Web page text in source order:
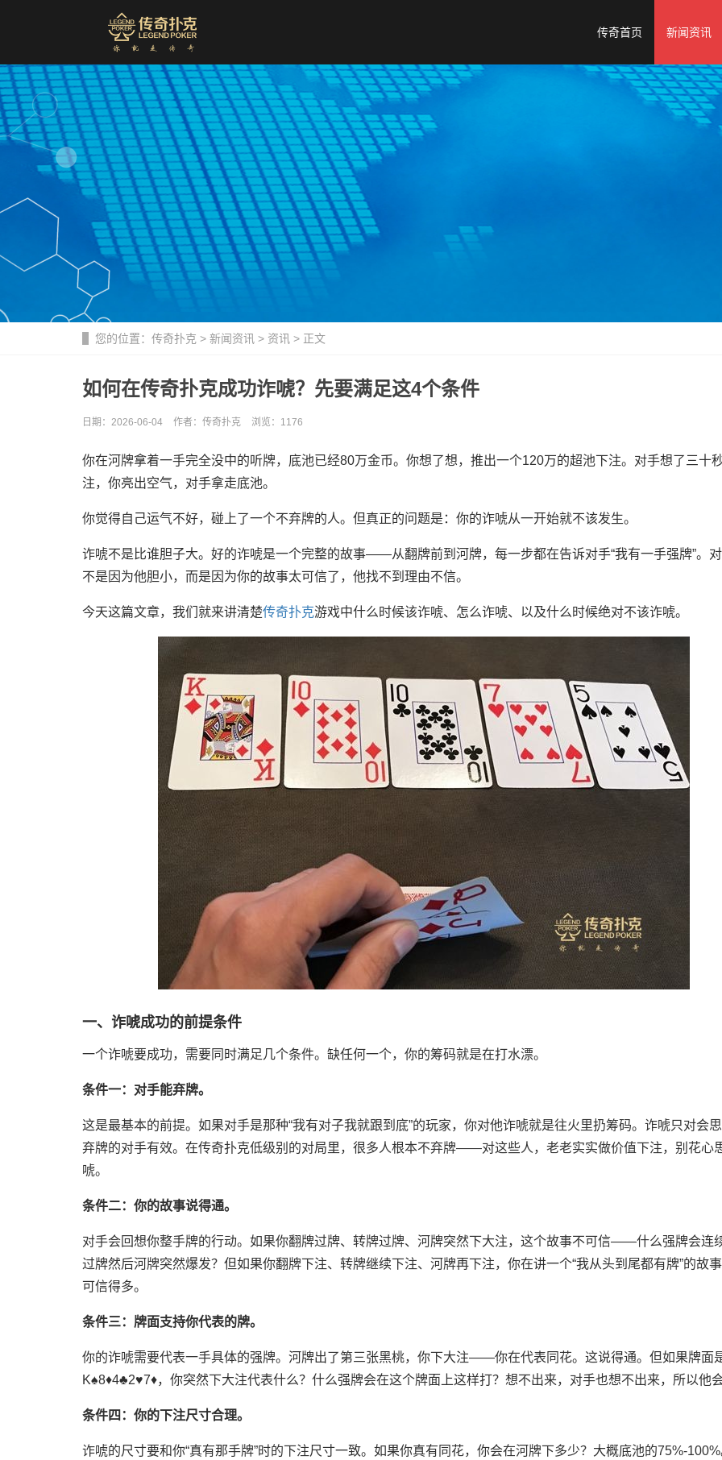
传奇首页 新闻资讯
您的位置： 传奇扑克 > 新闻资讯 > 资讯 > 正文
如何在传奇扑克成功诈唬？先要满足这4个条件
日期：2026-06-04 作者：传奇扑克 浏览： 1176
你在河牌拿着一手完全没中的听牌，底池已经80万金币。你想了想，推出一个120万的超池下注。对手想了三十
注，你亮出空气，对手拿走底池。
你觉得自己运气不好，碰上了一个不弃牌的人。但真正的问题是：你的诈唬从一开始就不该发生。
诈唬不是比谁胆子大。好的诈唬是一个完整的故事——从翻牌前到河牌，每一步都在告诉对手“我有一手强牌”。
不是因为他胆小，而是因为你的故事太可信了，他找不到理由不信。
今天这篇文章，我们就来讲清楚传奇扑克游戏中什么时候该诈唬、怎么诈唬、以及什么时候绝对不该诈唬。
一、诈唬成功的前提条件
一个诈唬要成功，需要同时满足几个条件。缺任何一个，你的筹码就是在打水漂。
条件一：对手能弃牌。
这是最基本的前提。如果对手是那种“我有对子我就跟到底”的玩家，你对他诈唬就是往火里扔筹码。诈唬只对会
弃牌的对手有效。在传奇扑克低级别的对局里，很多人根本不弃牌——对这些人，老老实实做价值下注，别花心
唬。
条件二：你的故事说得通。
对手会回想你整手牌的行动。如果你翻牌过牌、转牌过牌、河牌突然下大注，这个故事不可信——什么强牌会连
过牌然后河牌突然爆发？但如果你翻牌下注、转牌继续下注、河牌再下注，你在讲一个“我从头到尾都有牌”的故
可信得多。
条件三：牌面支持你代表的牌。
你的诈唬需要代表一手具体的强牌。河牌出了第三张黑桃，你下大注——你在代表同花。这说得通。但如果牌面
K♠8♦4♣2♥7♦，你突然下大注代表什么？什么强牌会在这个牌面上这样打？想不出来，对手也想不出来，所以他会
条件四：你的下注尺寸合理。
诈唬的尺寸要和你“真有那手牌”时的下注尺寸一致。如果你真有同花，你会在河牌下多少？大概底池的75%-